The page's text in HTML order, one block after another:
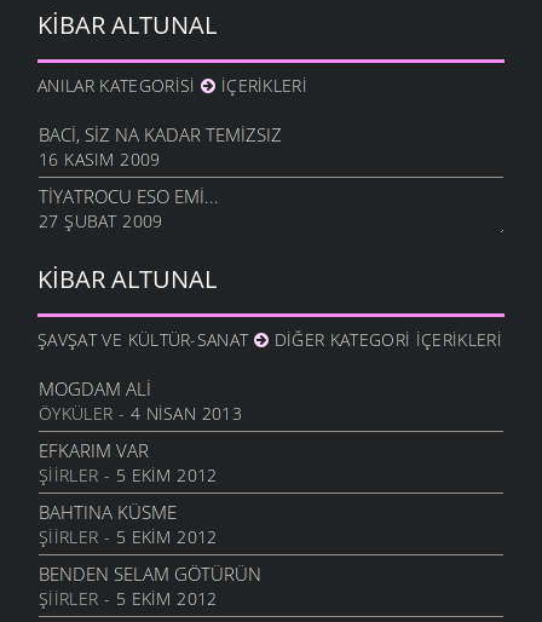
KIBAR ALTUNAL
ANILAR KATEGORISI İÇERIKLERI
BACI, SIZ NA KADAR TEMIZSIZ
16 KASIM 2009
TIYATROCU ESO EMI...
27 ŞUBAT 2009
KIBAR ALTUNAL
ŞAVŞAT VE KÜLTÜR-SANAT DIĞER KATEGORI İÇERIKLERI
MOGDAM ALI
ÖYKÜLER - 4 NISAN 2013
EFKARIM VAR
ŞIIRLER - 5 EKIM 2012
BAHTINA KÜSME
ŞIIRLER - 5 EKIM 2012
BENDEN SELAM GÖTÜRÜN
ŞIIRLER - 5 EKIM 2012